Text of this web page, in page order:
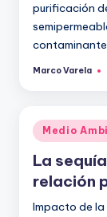
purificación
Publicado
Marco Varela
Publicado
en
Medio
La
relación
Impacto de la